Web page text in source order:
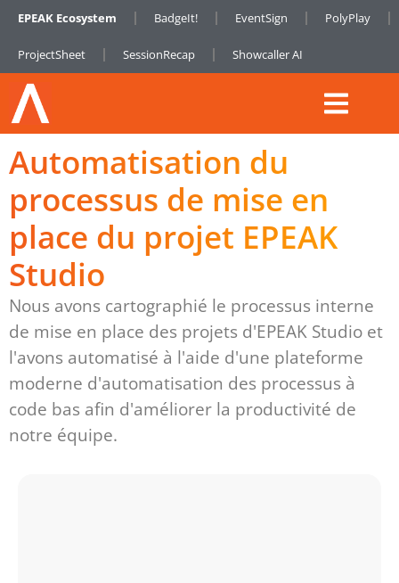
EPEAK Ecosystem BadgeIt! EventSign PolyPlay
ProjectSheet SessionRecap Showcaller AI
Automatisation du
processus de mise en
place du projet EPEAK
Studio
Nous avons cartographié le processus interne
de mise en place des projets d'EPEAK Studio et
l'avons automatisé à l'aide d'une plateforme
moderne d'automatisation des processus à
code bas afin d'améliorer la productivité de
notre équipe.